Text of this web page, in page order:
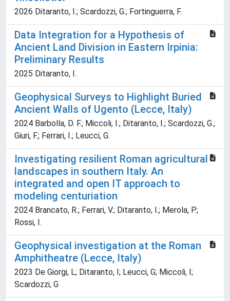
2026 Ditaranto, I.; Scardozzi, G.; Fortinguerra, F.
Data Integration for a Hypothesis of
Ancient Land Division in Eastern Irpinia:
Preliminary Results
2025 Ditaranto, I.
Geophysical Surveys to Highlight Buried
Ancient Walls of Ugento (Lecce, Italy)
2024 Barbolla, D. F.; Miccoli, I.; Ditaranto, I.; Scardozzi, G.;
Giuri, F.; Ferrari, I.; Leucci, G.
Investigating resilient Roman agricultural
landscapes in southern Italy. An
integrated and open IT approach to
modeling centuriation
2024 Brancato, R.; Ferrari, V.; Ditaranto, I.; Merola, P.;
Rossi, I.
Geophysical investigation at the Roman
Amphitheatre (Lecce, Italy)
2023 De Giorgi, L; Ditaranto, I; Leucci, G; Miccoli, I;
Scardozzi, G